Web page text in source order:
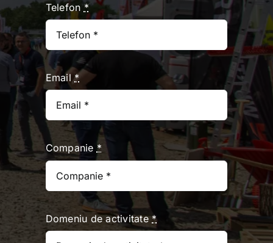
Telefon*
Email*
Companie *
Domeniu de activitate*